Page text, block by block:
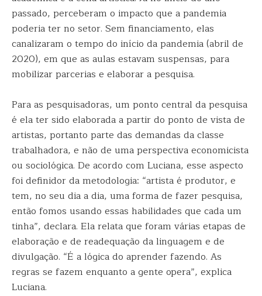
passado, perceberam o impacto que a pandemia
poderia ter no setor. Sem financiamento, elas
canalizaram o tempo do início da pandemia (abril de
2020), em que as aulas estavam suspensas, para
mobilizar parcerias e elaborar a pesquisa.
Para as pesquisadoras, um ponto central da pesquisa
é ela ter sido elaborada a partir do ponto de vista de
artistas, portanto parte das demandas da classe
trabalhadora, e não de uma perspectiva economicista
ou sociológica. De acordo com Luciana, esse aspecto
foi definidor da metodologia: “artista é produtor, e
tem, no seu dia a dia, uma forma de fazer pesquisa,
então fomos usando essas habilidades que cada um
tinha”, declara. Ela relata que foram várias etapas de
elaboração e de readequação da linguagem e de
divulgação. “É a lógica do aprender fazendo. As
regras se fazem enquanto a gente opera”, explica
Luciana.